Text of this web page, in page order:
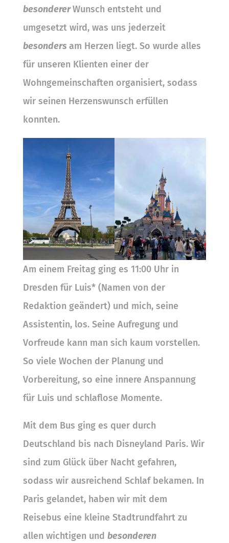
besondererWunsch entsteht und
umgesetzt wird, was uns jederzeit
besonders am Herzen liegt. So wurde alles
für unseren Klienten einer der
Wohngemeinschaften organisiert, sodass
wir seinen Herzenswunsch erfüllen
konnten.
Am einem Freitag ging es 11:00 Uhr in
Dresden für Luis* (Namen von der
Redaktion geändert) und mich, seine
Assistentin, los. Seine Aufregung und
Vorfreude kann man sich kaum vorstellen.
So viele Wochen der Planung und
Vorbereitung, so eine innere Anspannung
für Luis und schlaflose Momente.
Mit dem Bus ging es quer durch
Deutschland bis nach Disneyland Paris. Wir
sind zum Glück über Nacht gefahren,
sodass wir ausreichend Schlaf bekamen. In
Paris gelandet, haben wir mit dem
Reisebus eine kleine Stadtrundfahrt zu
allen wichtigen und besonderen